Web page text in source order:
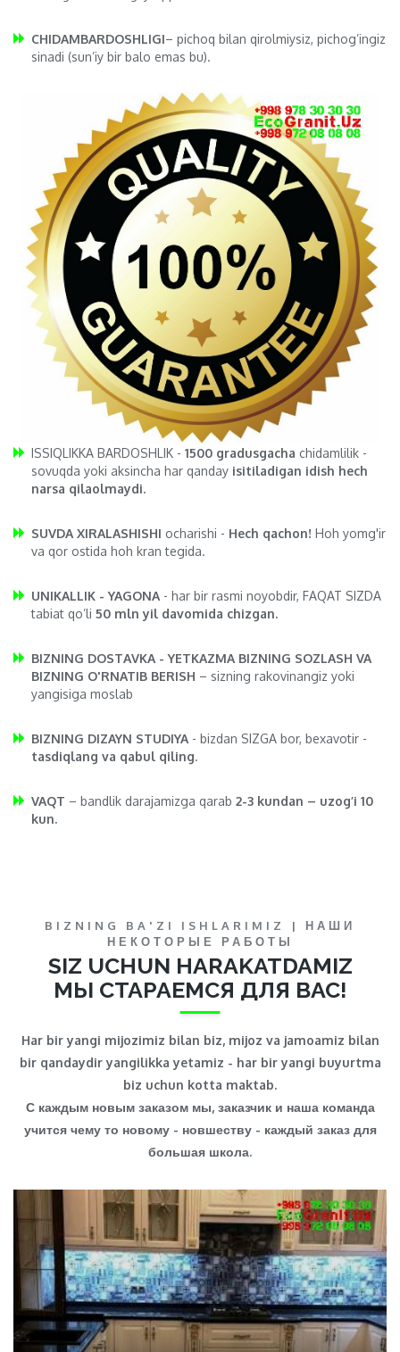
CHIDAMBARDOSHLIGI– pichoq bilan qirolmiysiz, pichog’ingiz
sinadi (sun’iy bir balo emas bu).
ISSIQLIKKA BARDOSHLIK - 1500 gradusgacha chidamlilik -
sovuqda yoki aksincha har qanday isitiladigan idish hech
narsa qilaolmaydi.
SUVDA XIRALASHISHI ocharishi - Hech qachon! Hoh yomg'ir
va qor ostida hoh kran tegida.
UNIKALLIK - YAGONA - har bir rasmi noyobdir, FAQAT SIZDA
tabiat qo’li 50 mln yil davomida chizgan.
BIZNING DOSTAVKA - YETKAZMA BIZNING SOZLASH VA
BIZNING O'RNATIB BERISH – sizning rakovinangiz yoki
yangisiga moslab
BIZNING DIZAYN STUDIYA - bizdan SIZGA bor, bexavotir -
tasdiqlang va qabul qiling.
VAQT – bandlik darajamizga qarab 2-3 kundan – uzog’i 10
kun.
BIZNING BA'ZI ISHLARIMIZ | НАШИ
НЕКОТОРЫЕ РАБОТЫ
SIZ UCHUN HARAKATDAMIZ
МЫ СТАРАЕМСЯ ДЛЯ ВАС!
Har bir yangi mijozimiz bilan biz, mijoz va jamoamiz bilan
bir qandaydir yangilikka yetamiz - har bir yangi buyurtma
biz uchun kotta maktab.
С каждым новым заказом мы, заказчик и наша команда
учится чему то новому - новшеству - каждый заказ для
большая школа.